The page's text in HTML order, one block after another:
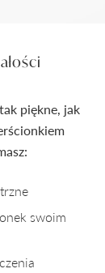
piękne, jak
swoim